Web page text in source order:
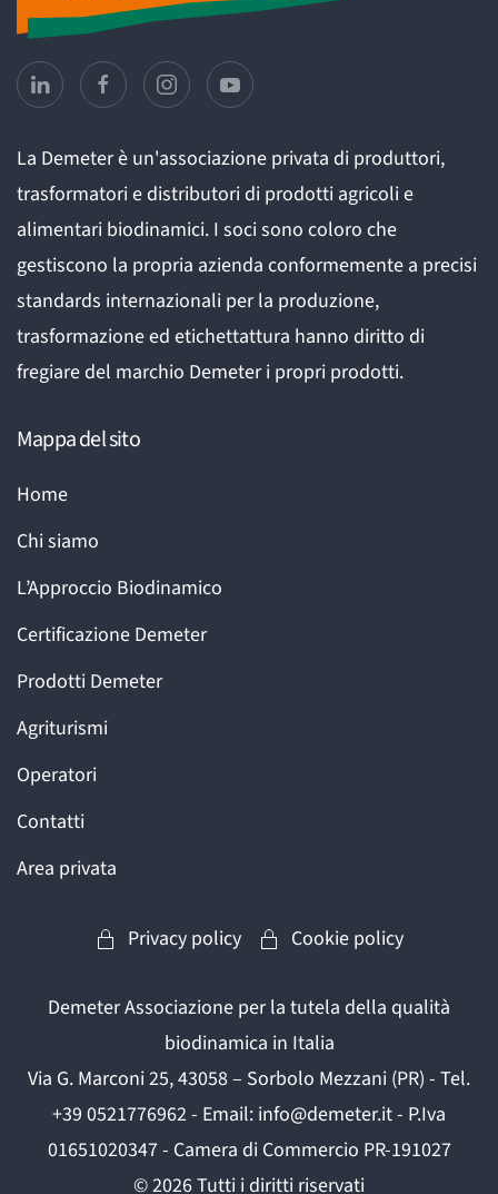
La Demeter è un'associazione privata di produttori,
trasformatori e distributori di prodotti agricoli e
alimentari biodinamici. I soci sono coloro che
gestiscono la propria azienda conformemente a precisi
standards internazionali per la produzione,
trasformazione ed etichettattura hanno diritto di
fregiare del marchio Demeter i propri prodotti.
Mappa del sito
Home
Chi siamo
L’Approccio Biodinamico
Certificazione Demeter
Prodotti Demeter
Agriturismi
Operatori
Contatti
Area privata
Privacy policy Cookie policy
Demeter Associazione per la tutela della qualità
biodinamica in Italia
Via G. Marconi 25, 43058 – Sorbolo Mezzani (PR) - Tel.
+39 0521776962 - Email: info@demeter.it - P.Iva
01651020347 - Camera di Commercio PR-191027
©2026Tutti i diritti riservati